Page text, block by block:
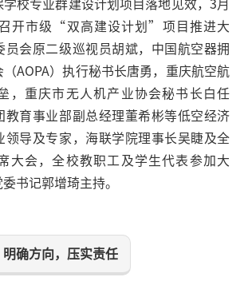
校专业群建设计划项目落地见效，3月
开市级“双高建设计划”项目推进大
员会原二级巡视员胡斌，中国航空器拥
（AOPA）执行秘书长唐勇，重庆航空航
，重庆市无人机产业协会秘书长白任
教育事业部副总经理董希彬等低空经济
领导及专家，海联学院理事长吴睫及全
大会，全校教职工及学生代表参加大
书记郭增琦主持。
明确方向，压实责任